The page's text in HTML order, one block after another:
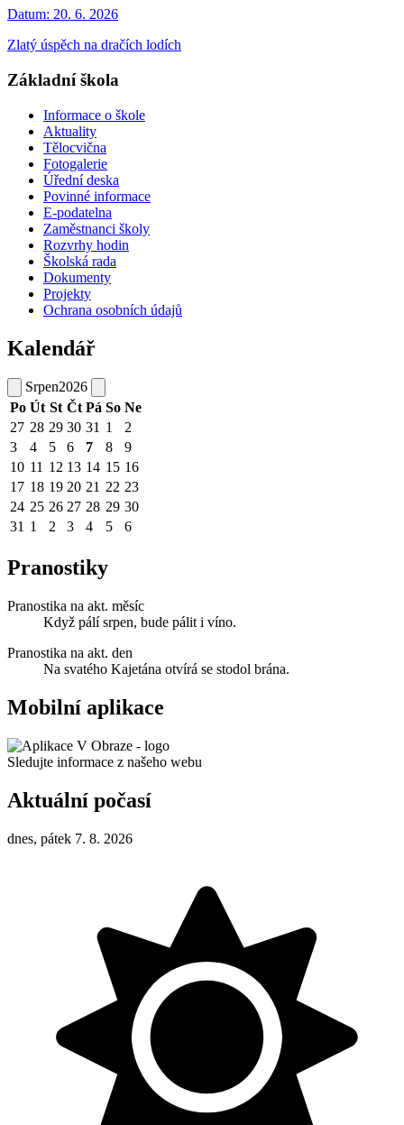
Datum: 20. 6. 2026
Zlatý úspěch na dračích lodích
Základní škola
Informace o škole
Aktuality
Tělocvična
Fotogalerie
Úřední deska
Povinné informace
E-podatelna
Zaměstnanci školy
Rozvrhy hodin
Školská rada
Dokumenty
Projekty
Ochrana osobních údajů
Kalendář
Srpen2026
Po Út St Čt Pá So Ne
27 28 29 30 31 1
2
3
4 5 6 7 8
9
10 11 12 13 14 15 16
17 18 19 20 21 22 23
24 25 26 27 28 29 30
31 1 2 3 4 5 6
Pranostiky
Pranostika na akt. měsíc
Když pálí srpen, bude pálit i víno.
Pranostika na akt. den
Na svatého Kajetána otvírá se stodol brána.
Mobilní aplikace
Sledujte informace z našeho webu
Aktuální počasí
dnes, pátek 7. 8. 2026